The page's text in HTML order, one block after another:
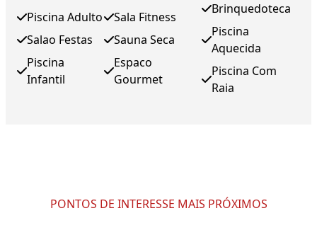
Piscina Adulto
Salao Festas
Piscina
Infantil
Sala Fitness
Sauna Seca
Espaco
Gourmet
Brinquedoteca
Piscina
Aquecida
Piscina Com
Raia
PONTOS DE INTERESSE MAIS PRÓXIMOS